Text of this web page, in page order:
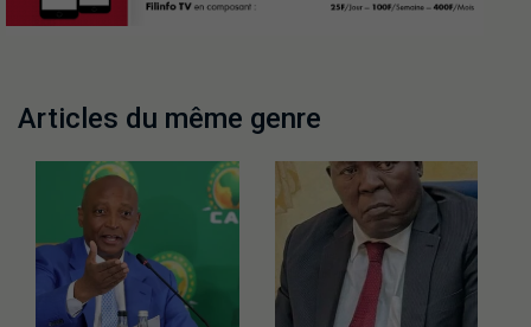
Articles du même genre